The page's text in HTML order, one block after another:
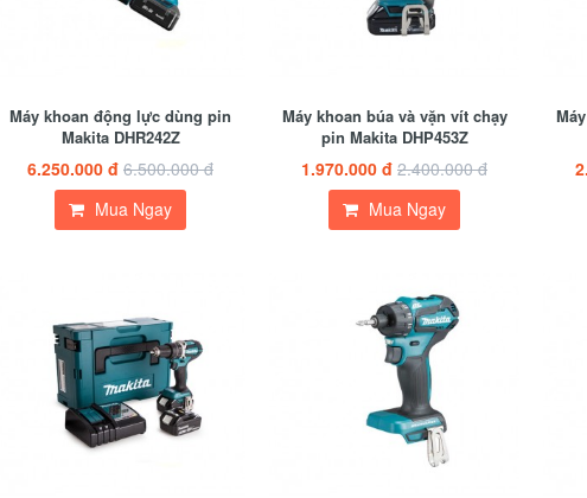
Máy khoan động lực dùng pin
Makita DHR242Z
6.250.000 đ 6.500.000 đ
Mua Ngay
Máy khoan búa và vặn vít chạy
pin Makita DHP453Z
1.970.000 đ 2.400.000 đ
Mua Ngay